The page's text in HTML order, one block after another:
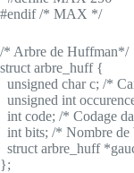
#endif /* MAX */
/* Arbre de Huffman*/
struct arbre_huff {
unsigned charc; /*
unsigned int
int code; /* Codage
int bits; /* Nombre de
struct arbre_huff
};